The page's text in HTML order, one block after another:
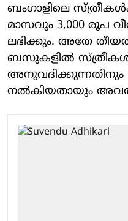
ബംഗാളിലെ
മാസവും 3,000 രൂപ
ലഭിക്കും. അതേ
ബസുകളില്‍
അനുവദിക്കുന്നതിനും
നല്‍കിയതായും അവര്‍